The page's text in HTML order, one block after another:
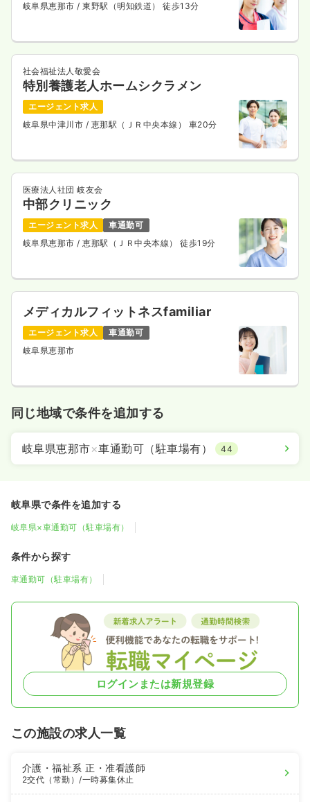
岐阜県恵那市/ 東野駅（明知鉄道） 徒歩13分
社会福祉法人敬愛会
特別養護老人ホームシクラメン
エージェント求人
岐阜県中津川市 / 恵那駅（ＪＲ中央本線） 車20分
医療法人社団 岐友会
中部クリニック
エージェント求人
車通勤可
岐阜県恵那市/ 恵那駅（ＪＲ中央本線） 徒歩19分
メディカルフィットネスfamiliar
エージェント求人
車通勤可
岐阜県恵那市
同じ地域で条件を追加する
岐阜県恵那市×車通勤可（駐車場有） 44
岐阜県で条件を追加する
岐阜県×車通勤可（駐車場有）
条件から探す
車通勤可（駐車場有）
ログインまたは新規登録
この施設の求人一覧
介護・福祉系正・准看護師
2交代（常勤） /一時募集休止